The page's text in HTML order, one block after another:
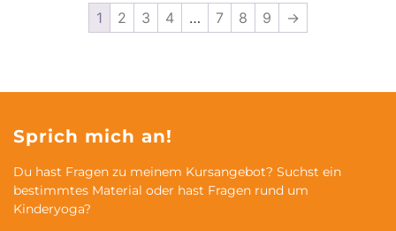
1 2 3 4 … 7 8 9 →
Sprich mich an!
Du hast Fragen zu meinem Kursangebot? Suchst ein
bestimmtes Material oder hast Fragen rund um
Kinderyoga?